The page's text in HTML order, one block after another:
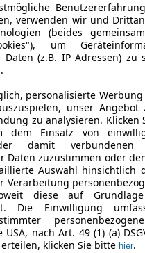
verwenden wir und
(beides
um
Daten (z.B. IP Adressen) zu
personalisierte
unser Angebot
zu analysieren. Klicken
dem Einsatz von
damit verbundenen
Daten zuzustimmen oder
Auswahl hinsichtlich
Verarbeitung
diese auf
Die Einwilligung
nach Art. 49 (1) (a)
erteilen, klicken Sie bitte hier.